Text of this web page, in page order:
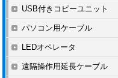
USB付きコピーユニット
パソコン用ケーブル
LEDオペレータ
遠隔操作用延長ケーブル